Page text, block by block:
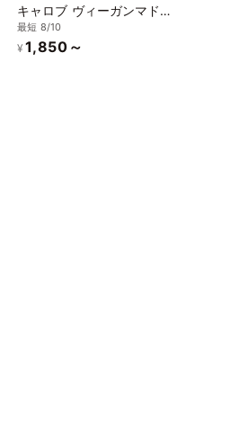
キャロブ ヴィーガンマド
レーヌ 4個入 アレルギー対
応《ヴィーガンスイーツ》
最短 8/10
¥ 1,850～